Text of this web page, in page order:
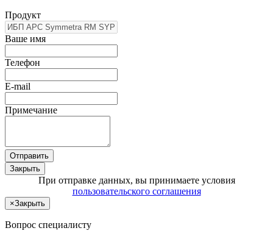
Продукт
Ваше имя
Телефон
E-mail
Примечание
Отправить
Закрыть
При отправке данных, вы принимаете условия
пользовательского соглашения
×Закрыть
Вопрос специалисту